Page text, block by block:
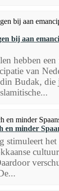
bij aan
hebben
van
Budak, die
en minder
stimuleert